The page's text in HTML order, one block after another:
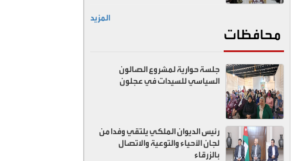
المزيد
محافظات
جلسة حوارية لمشروع الصالون
السياسي للسيدات في عجلون
رئيس الديوان الملكي يلتقي وفدا من
لجان الأحياء والتوعية والاتصال
بالزرقاء